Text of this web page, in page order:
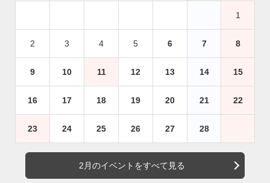
1
2 3 4 5 6 7 8
9 10 11 12 13 14 15
16 17 18 19 20 21 22
23 24 25 26 27 28
2月のイベントをすべて見る